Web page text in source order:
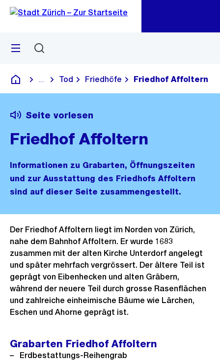
Navigation
Sprunglink
Menü
Deutsch
Blende alle Breadcrumbs ein
Tod Friedhöfe Friedhof Affoltern
Seite vorlesen
Friedhof Affoltern
Informationen zu Grabarten, Öffnungszeiten
und zur Ausstattung des Friedhofs Affoltern
sind auf dieser Seite zusammengestellt.
Der Friedhof Affoltern liegt im Norden von Zürich,
nahe dem Bahnhof Affoltern. Er wurde 1683
zusammen mit der alten Kirche Unterdorf angelegt
und später mehrfach vergrössert. Der ältere Teil ist
geprägt von Eibenhecken und alten Gräbern,
während der neuere Teil durch grosse Rasenflächen
und zahlreiche einheimische Bäume wie Lärchen,
Eschen und Ahorne geprägt ist.
Grabarten Friedhof Affoltern
Erdbestattungs-Reihengrab